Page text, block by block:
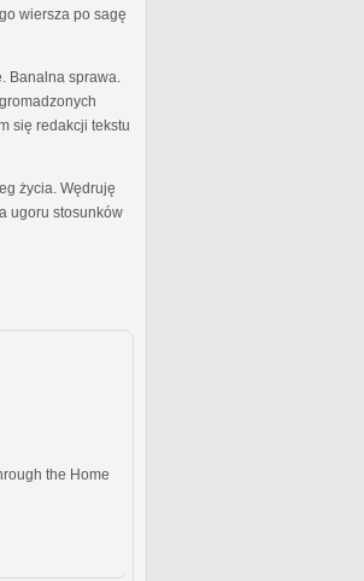
wiersza po sagę
Banalna sprawa.
się redakcji tekstu
życia. Wędruję
ugoru stosunków
the Home